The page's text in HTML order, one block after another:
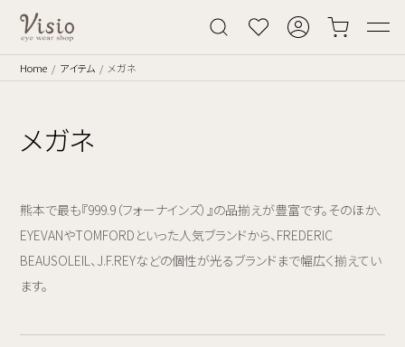
Home アイテム メガネ
メガネ
熊本で最も『999.9（フォーナインズ）』の品揃えが豊富です。そのほか、
EYEVANやTOMFORDといった人気ブランドから、FREDERIC
BEAUSOLEIL、J.F.REYなどの個性が光るブランドまで幅広く揃えてい
ます。